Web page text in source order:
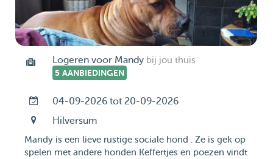
Logeren voor Mandy bij jou thuis
5 AANBIEDINGEN
04-09-2026 tot 20-09-2026
Hilversum
Mandy is een lieve rustige sociale hond . Ze is gek op
spelen met andere honden Keffertjes en poezen vindt